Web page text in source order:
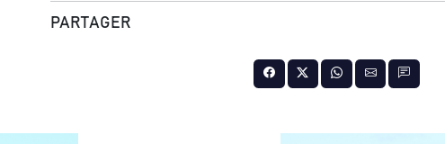
PARTAGER